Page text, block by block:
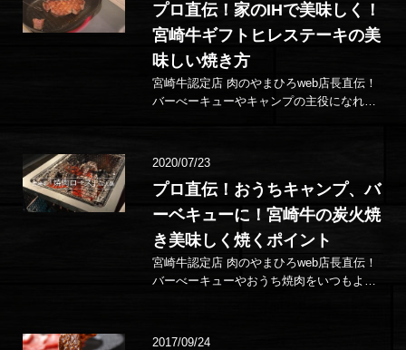
プロ直伝！家のIHで美味しく！
宮崎牛ギフトヒレステーキの美
味しい焼き方
宮崎牛認定店 肉のやまひろweb店長直伝！
バーべーキューやキャンプの主役になれ
2020/07/23
プロ直伝！おうちキャンプ、バ
ーベキューに！宮崎牛の炭火焼
き美味しく焼くポイント
宮崎牛認定店 肉のやまひろweb店長直伝！
バーべーキューやおうち焼肉をいつもより
ン…
2017/09/24